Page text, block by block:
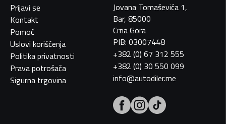
Prijavi se
Kontakt
Pomoć
Uslovi korišćenja
Politika privatnosti
Prava potrošača
Sigurna trgovina
Jovana Tomaševića 1,
Bar, 85000
Crna Gora
PIB: 03007448
+382 (0) 67 312 555
+382 (0) 30 550 099
info@autodiler.me